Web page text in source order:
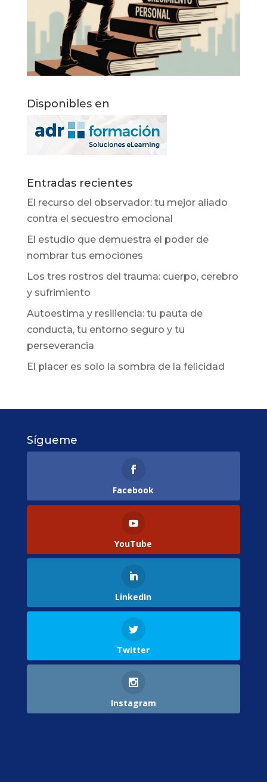
Disponibles en
Entradas recientes
El recurso del observador: tu mejor aliado
contra el secuestro emocional
El estudio que demuestra el poder de
nombrar tus emociones
Los tres rostros del trauma: cuerpo, cerebro
y sufrimiento
Autoestima y resiliencia: tu pauta de
conducta, tu entorno seguro y tu
perseverancia
El placer es solo la sombra de la felicidad
Sígueme
Facebook
YouTube
LinkedIn
Twitter
Instagram